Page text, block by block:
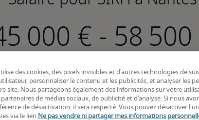
-
10% inférieur à la moyenne nationale
50ème percentile
des cookies, des pixels invisibles et d'autres technologies de
personnaliser le contenu et les publicités, et analyser les
site. Nous partageons également des informations sur votre
de médias sociaux, de publicité et d'analyse. Si nous
de désactivation, il sera respecté. Vous pouvez désactiver
via le lien Ne pas vendre ni partager mes informations